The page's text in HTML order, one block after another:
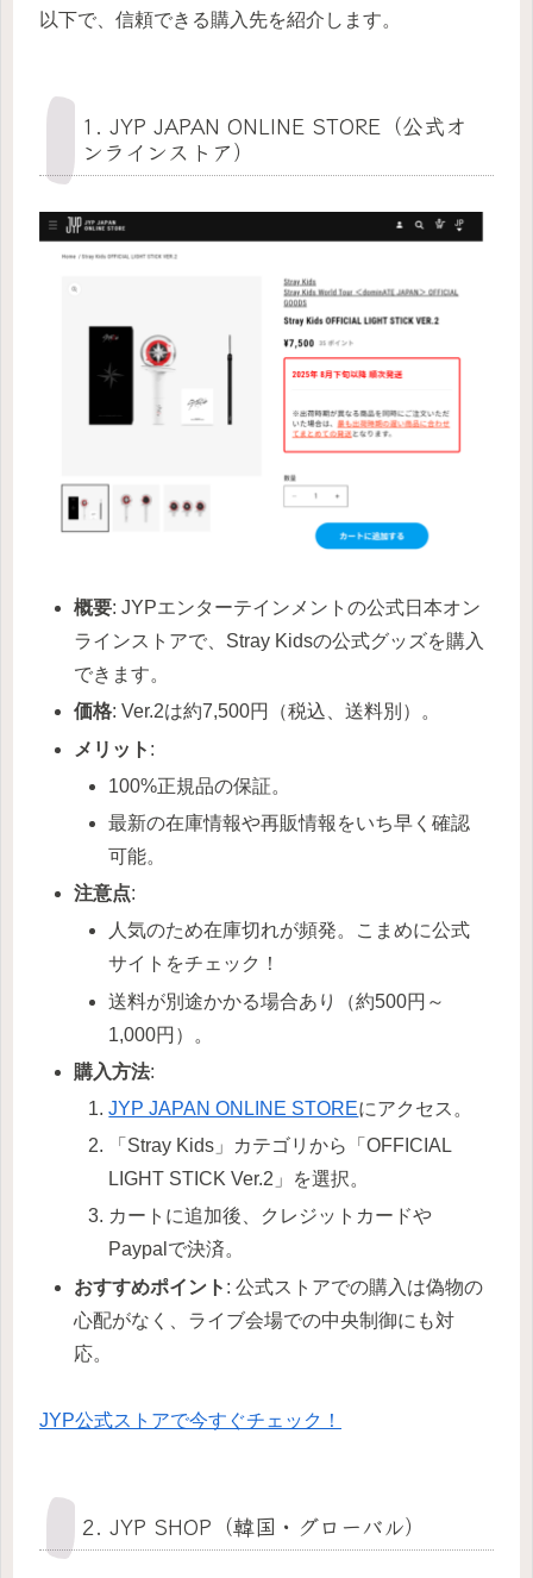
以下で、信頼できる購入先を紹介します。
1. JYP JAPAN ONLINE STORE（公式オ
ンラインストア）
概要: JYPエンターテインメントの公式日本オン
ラインストアで、Stray Kidsの公式グッズを購入
できます。
価格: Ver.2は約7,500円（税込、送料別）。
メリット :
100%正規品の保証。
最新の在庫情報や再販情報をいち早く確認
可能。
注意点:
人気のため在庫切れが頻発。こまめに公式
サイトをチェック！
送料が別途かかる場合あり（約500円～
1,000円）。
購入方法:
JYP JAPAN ONLINE STOREにアクセス。
「Stray Kids」カテゴリから「OFFICIAL
LIGHT STICK Ver.2」を選択。
カートに追加後、クレジットカードや
Paypalで決済。
おすすめポイント : 公式ストアでの購入は偽物の
心配がなく、ライブ会場での中央制御にも対
応。
JYP公式ストアで今すぐチェック！
2. JYP SHOP（韓国・グローバル）